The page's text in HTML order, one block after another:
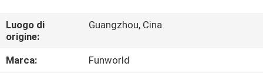
CIRCA
NOI
Luogo di
origine:
Guangzhou, Cina
Marca:
Funworld